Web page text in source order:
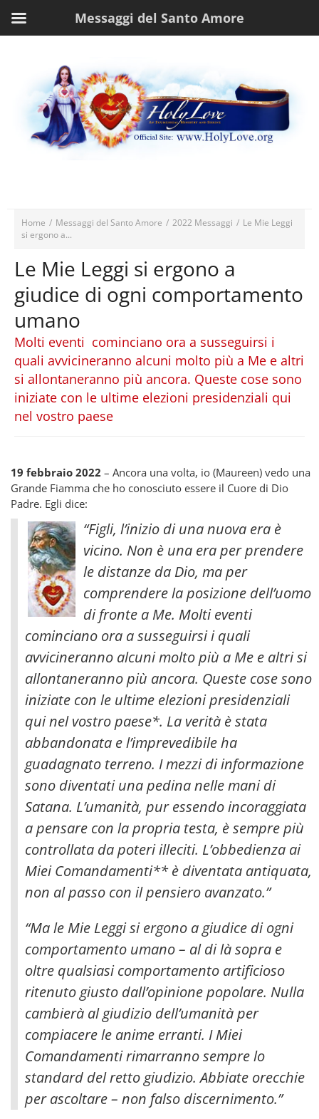
Home / Messaggi del Santo Amore / 2022 Messaggi / Le Mie Leggi
si ergono a...
Le Mie Leggi si ergono a
giudice di ogni comportamento
umano
Molti eventi cominciano ora a susseguirsi i
quali avvicineranno alcuni molto più a Me e altri
si allontaneranno più ancora. Queste cose sono
iniziate con le ultime elezioni presidenziali qui
nel vostro paese
19 febbraio 2022 – Ancora una volta, io (Maureen) vedo una
Grande Fiamma che ho conosciuto essere il Cuore di Dio
Padre. Egli dice:
“Figli, l’inizio di una nuova era è
vicino. Non è una era per prendere
le distanze da Dio, ma per
comprendere la posizione dell’uomo
di fronte a Me. Molti eventi
cominciano ora a susseguirsi i quali
avvicineranno alcuni molto più a Me e altri si
allontaneranno più ancora. Queste cose sono
iniziate con le ultime elezioni presidenziali
qui nel vostro paese*. La verità è stata
abbandonata e l’imprevedibile ha
guadagnato terreno. I mezzi di informazione
sono diventati una pedina nelle mani di
Satana. L’umanità, pur essendo incoraggiata
a pensare con la propria testa, è sempre più
controllata da poteri illeciti. L’obbedienza ai
Miei Comandamenti** è diventata antiquata,
non al passo con il pensiero avanzato.”
“Ma le Mie Leggi si ergono a giudice di ogni
comportamento umano – al di là sopra e
oltre qualsiasi comportamento artificioso
ritenuto giusto dall’opinione popolare. Nulla
cambierà al giudizio dell’umanità per
compiacere le anime erranti. I Miei
Comandamenti rimarranno sempre lo
standard del retto giudizio. Abbiate orecchie
per ascoltare – non falso discernimento.”
Messaggi del Santo Amore